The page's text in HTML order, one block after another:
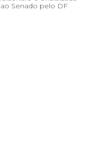
Senado pelo DF